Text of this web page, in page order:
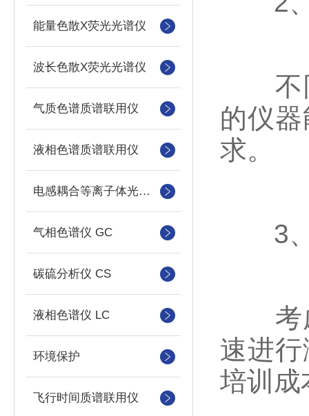
能量色散X荧光光谱仪
波长色散X荧光光谱仪
气质色谱质谱联用仪
液相色谱质谱联用仪
电感耦合等离子体光谱仪
气相色谱仪 GC
碳硫分析仪 CS
液相色谱仪 LC
环境保护
飞行时间质谱联用仪
不同
的仪
求。
3、
考虑
速进
培训成